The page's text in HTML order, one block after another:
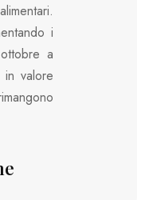
i
a
valore